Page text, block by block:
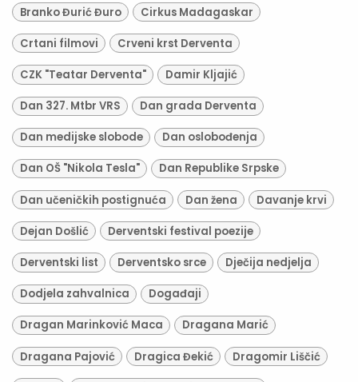
Branko Đurić Đuro Cirkus Madagaskar
Crtani filmovi Crveni krst Derventa
CZK "Teatar Derventa" Damir Kljajić
Dan 327. Mtbr VRS Dan grada Derventa
Dan medijske slobode Dan oslobođenja
Dan OŠ "Nikola Tesla" Dan Republike Srpske
Dan učeničkih postignuća Dan žena Davanje krvi
Dejan Došlić Derventski festival poezije
Derventski list Derventsko srce Dječija nedjelja
Dodjela zahvalnica Događaji
Dragan Marinković Maca Dragana Marić
Dragana Pajović Dragica Đekić Dragomir Liščić